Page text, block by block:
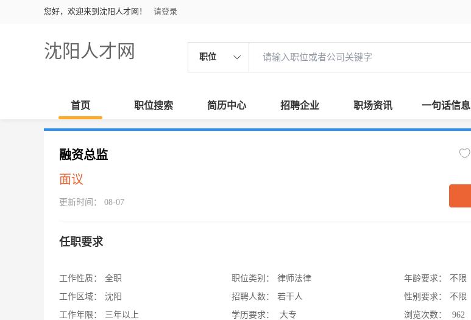
您好，欢迎来到沈阳人才网！ 请登录
沈阳人才网 职位
首页 职位搜索 简历中心 招聘企业 职场资讯 一句话信息
融资总监
面议
更新时间： 08-07
任职要求
工作性质：
全职
工作区域：
沈阳
工作年限：
三年以上
职位类别：
律师法律
招聘人数：
若干人
学历要求：
大专
年龄要求：
不限
性别要求：
不限
浏览次数：
962